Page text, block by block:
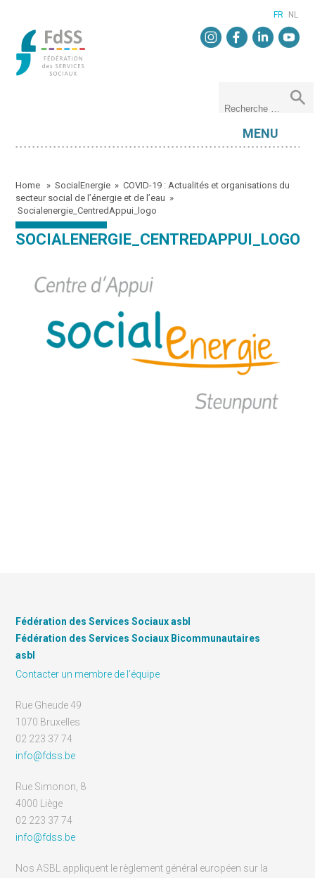
FR NL
MENU
Home »SocialEnergie »COVID-19 : Actualités et organisations du
secteur social de l’énergie et de l’eau »
Socialenergie_CentredAppui_logo
SOCIALENERGIE_CENTREDAPPUI_LOGO
Fédération des Services Sociaux asbl
Fédération des Services Sociaux Bicommunautaires
asbl
Contacter un membre de l’équipe
Rue Gheude 49
1070 Bruxelles
02 223 37 74
info@fdss.be
Rue Simonon, 8
4000 Liège
02 223 37 74
info@fdss.be
Nos ASBL appliquent le règlement général européen sur la